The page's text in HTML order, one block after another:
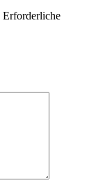
Erforderliche